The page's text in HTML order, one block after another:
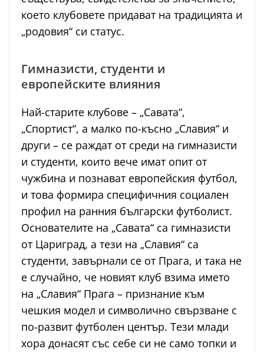
което клубовете придават на традицията и
„родовия“ си статус.
Гимназисти, студенти и
европейските влияния
Най-старите клубове – „Савата“,
„Спортист“, а малко по-късно „Славия“ и
други – се раждат от среди на гимназисти
и студенти, които вече имат опит от
чужбина и познават европейския футбол,
и това формира специфичния социален
профил на ранния български футболист.
Основателите на „Савата“ са гимназисти
от Цариград, а тези на „Славия“ са
студенти, завърнали се от Прага, и така не
е случайно, че новият клуб взима името
на „Славия“ Прага – признание към
чешкия модел и символично свързване с
по-развит футболен център. Тези млади
хора донасят със себе си не само топки и